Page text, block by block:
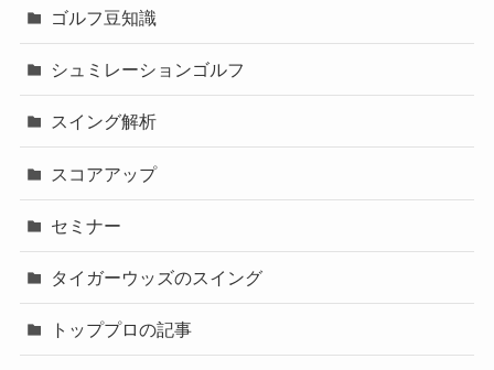
ゴルフ豆知識
シュミレーションゴルフ
スイング解析
スコアアップ
セミナー
タイガーウッズのスイング
トッププロの記事